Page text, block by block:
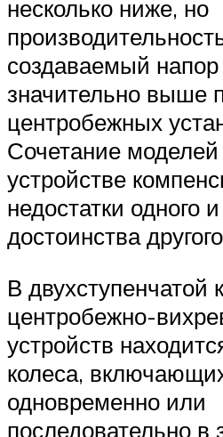
несколько ниже, но
создаваемый
значительно выше
центробежных
Сочетание
устройстве
недостатки одного
достоинства
В двухступенчатой
центробежно-
устройств
колеса,
одновременно или
последовательно в